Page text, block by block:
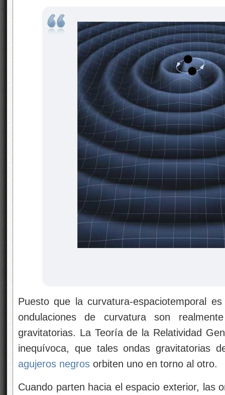
Puesto que la curvatura-espaciotemporal
ondulaciones de curvatura son
gravitatorias. La Teoría de la Relatividad
inequívoca, que tales ondas gravitatorias
agujeros negros orbiten uno en torno al otro.
Cuando parten hacia el espacio exterior, las